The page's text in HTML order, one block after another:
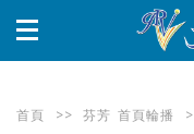
首頁 >> 芬芳 首頁輪播